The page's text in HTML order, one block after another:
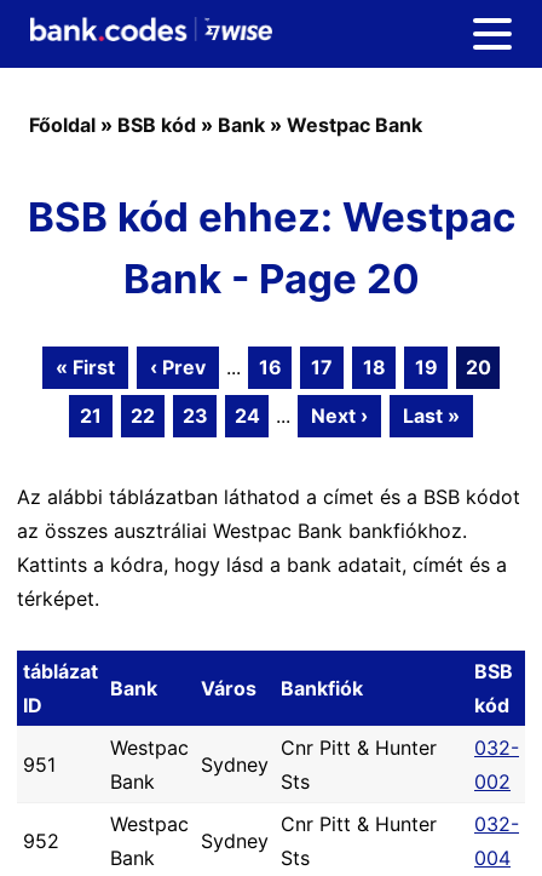
Főoldal » BSB kód » Bank » Westpac Bank
BSB kód ehhez: Westpac
Bank - Page 20
« First ‹ Prev ... 16 17 18 19
20
21
22 23 24 ... Next › Last »
Az alábbi táblázatban láthatod a címet és a BSB kódot
az összes ausztráliai Westpac Bank bankfiókhoz.
Kattints a kódra, hogy lásd a bank adatait, címét és a
térképet.
táblázat
ID
Bank Város Bankfiók
BSB
kód
951
Westpac
Bank
Sydney
Cnr Pitt & Hunter
Sts
032-
002
952
Westpac
Bank
Sydney
Cnr Pitt & Hunter
Sts
032-
004